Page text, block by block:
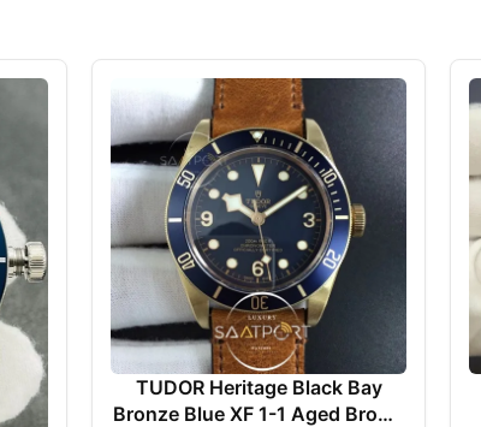
TUDOR Heritage Black Bay
Bronze Blue XF 1-1 Aged Brown